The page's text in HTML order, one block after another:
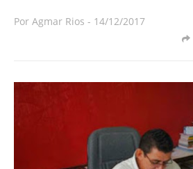
Por Agmar Rios - 14/12/2017